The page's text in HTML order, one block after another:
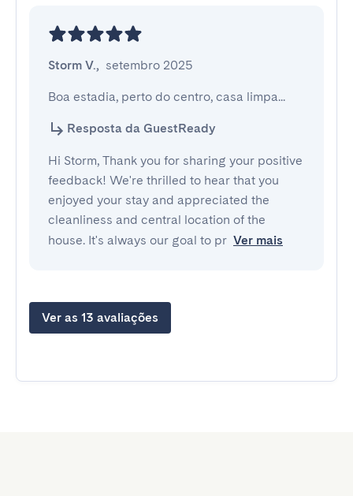
Storm V., setembro 2025
Boa estadia, perto do centro, casa limpa...
Resposta da GuestReady
Hi Storm, Thank you for sharing your positive
feedback! We're thrilled to hear that you
enjoyed your stay and appreciated the
cleanliness and central location of the
house. It's always our goal to pr Ver mais
Ver as 13 avaliações